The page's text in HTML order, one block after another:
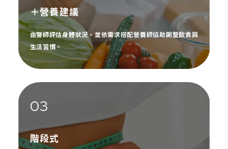
＋營養建議
由醫師評估身體狀況，並依需求搭配營養師協助調整飲食與
生活習慣。
03
階段式